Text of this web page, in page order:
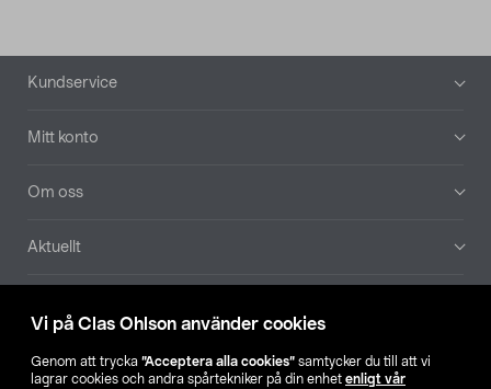
Vi på Clas Ohlson använder cookies
Genom att trycka ”Acceptera alla cookies” samtycker du till att vi
lagrar cookies och andra spårtekniker på din enhet enligt vår
Sidfot
Kundservice
Mitt konto
Om oss
Aktuellt
Hitta butik